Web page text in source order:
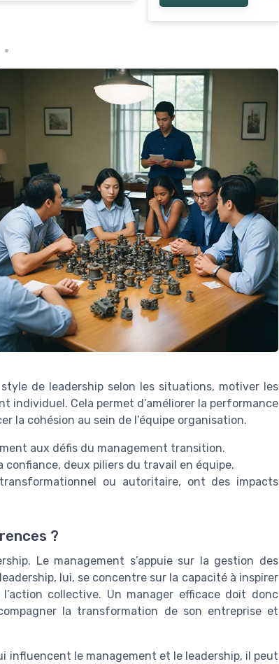
de leadership selon les situations, motiver les
individuel. Cela permet d’améliorer la performance
la cohésion au sein de l’équipe organisation.
aux défis du management transition.
deux piliers du travail en équipe.
ou autoritaire, ont des impacts
?
Le management s’appuie sur la gestion des
lui, se concentre sur la capacité à inspirer
collective. Un manager efficace doit donc
la transformation de son entreprise et
influencent le management et le leadership, il peut